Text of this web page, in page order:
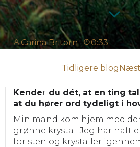
Carina Britorn - 0:33
POST
Tidligere blog
Kender du dét, at en ting
at du hører ord tydeligt i
Min mand kom hjem med
grønne krystal. Jeg har haft
for sten og krystaller